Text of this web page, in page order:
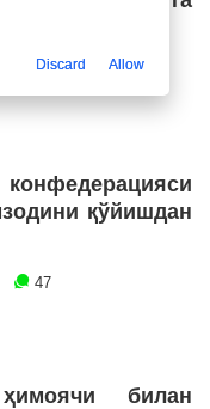
47
қўйишдан
47
билан
Discard Allow